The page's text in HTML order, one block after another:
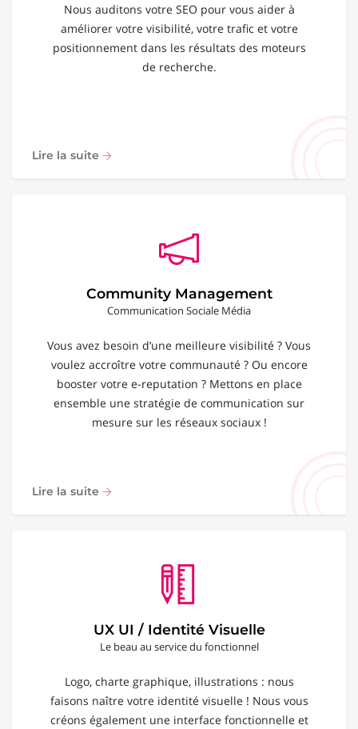
Nous auditons votre SEO pour vous aider à
améliorer votre visibilité, votre trafic et votre
positionnement dans les résultats des moteurs
de recherche.
Lire la suite
Community Management
Communication Sociale Média
Vous avez besoin d’une meilleure visibilité ? Vous
voulez accroître votre communauté ? Ou encore
booster votre e-reputation ? Mettons en place
ensemble une stratégie de communication sur
mesure sur les réseaux sociaux !
Lire la suite
UX UI / Identité Visuelle
Le beau au service du fonctionnel
Logo, charte graphique, illustrations : nous
faisons naître votre identité visuelle ! Nous vous
créons également une interface fonctionnelle et